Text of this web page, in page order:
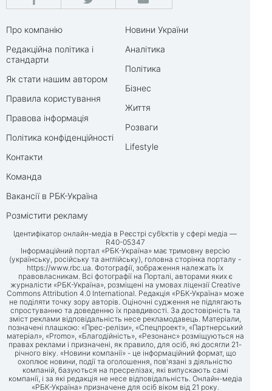
Про компанію
Редакційна політика і
стандарти
Як стати нашим автором
Правила користування
Правова інформація
Політика конфіденційності
Контакти
Команда
Вакансії в РБК-Україна
Розмістити рекламу
Новини України
Аналітика
Політика
Бізнес
Життя
Розваги
Lifestyle
Ідентифікатор онлайн-медіа в Реєстрі суб’єктів у сфері медіа —
R40-05347
Інформаційний портал «РБК-Україна» має тримовну версію
(українську, російську та англійську), головна сторінка порталу -
https://www.rbc.ua. Фотографії, зображення належать їх
правовласникам. Всі фотографії на Порталі, авторами яких є
журналісти «РБК-Україна», розміщені на умовах ліцензії Creative
Commons Attribution 4.0 International. Редакція «РБК-Україна» може
не поділяти точку зору авторів. Оціночні судження не підлягають
спростуванню та доведенню їх правдивості. За достовірність та
зміст реклами відповідальність несе рекламодавець. Матеріали,
позначені плашкою: «Прес-релізи», «Спецпроект», «Партнерський
матеріал», «Promo», «Благодійність», «Резонанс» розміщуються на
правах реклами і призначені, як правило, для осіб, які досягли 21-
річного віку. «Новини компанії» - це інформаційний формат, що
охоплює новини, події та оголошення, пов'язані з діяльністю
компаній, базуються на пресрелізах, які випускають самі
компанії, і за які редакція не несе відповідальність. Онлайн-медіа
«РБК-Україна» призначене для осіб віком від 21 року.